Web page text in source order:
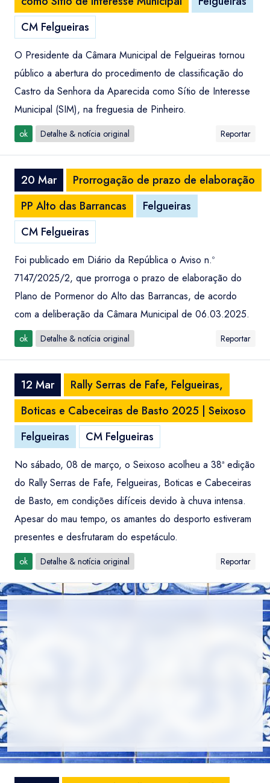
CM Felgueiras
O Presidente da Câmara Municipal de Felgueiras tornou
público a abertura do procedimento de classificação do
Castro da Senhora da Aparecida como Sítio de Interesse
Municipal (SIM), na freguesia de Pinheiro.
ok Detalhe & notícia original Reportar
20 Mar
Prorrogação de prazo de elaboração
PP Alto das Barrancas
Felgueiras
CM Felgueiras
Foi publicado em Diário da República o Aviso n.º
7147/2025/2, que prorroga o prazo de elaboração do
Plano de Pormenor do Alto das Barrancas, de acordo
com a deliberação da Câmara Municipal de 06.03.2025.
ok Detalhe & notícia original Reportar
12 Mar
Rally Serras de Fafe, Felgueiras,
Boticas e Cabeceiras de Basto 2025 | Seixoso
Felgueiras
CM Felgueiras
No sábado, 08 de março, o Seixoso acolheu a 38ª edição
do Rally Serras de Fafe, Felgueiras, Boticas e Cabeceiras
de Basto, em condições difíceis devido à chuva intensa.
Apesar do mau tempo, os amantes do desporto estiveram
presentes e desfrutaram do espetáculo.
ok Detalhe & notícia original Reportar